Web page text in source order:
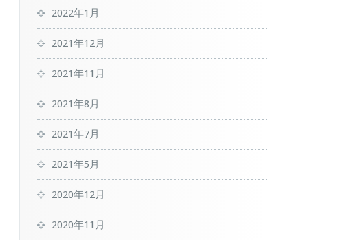
2022年1月
2021年12月
2021年11月
2021年8月
2021年7月
2021年5月
2020年12月
2020年11月